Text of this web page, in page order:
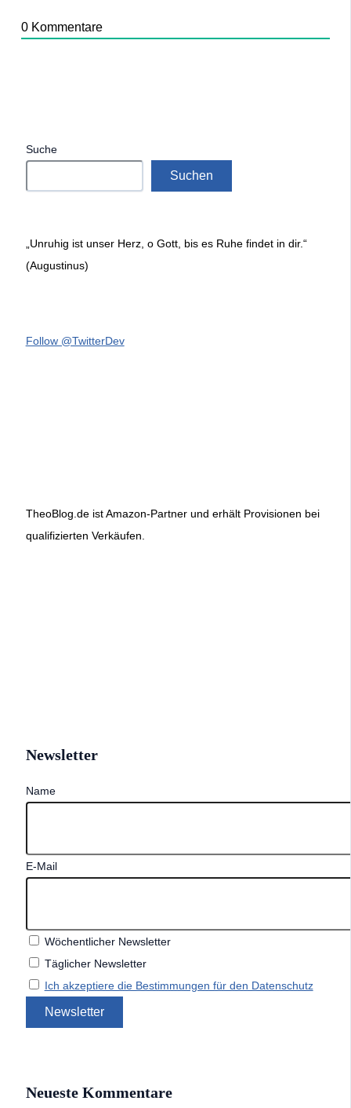
0Kommentare
Suche
Suchen
„Unruhig ist unser Herz, o Gott, bis es Ruhe findet in dir.“
(Augustinus)
Follow @TwitterDev
TheoBlog.de ist Amazon-Partner und erhält Provisionen bei
qualifizierten Verkäufen.
Newsletter
Name
E-Mail
Wöchentlicher Newsletter
Täglicher Newsletter
Ich akzeptiere die Bestimmungen für den Datenschutz
Neueste Kommentare